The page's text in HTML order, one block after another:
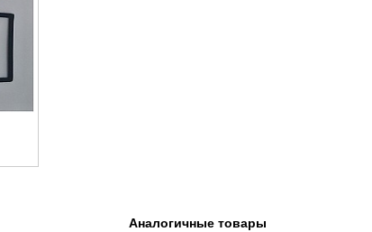
Аналогичные товары